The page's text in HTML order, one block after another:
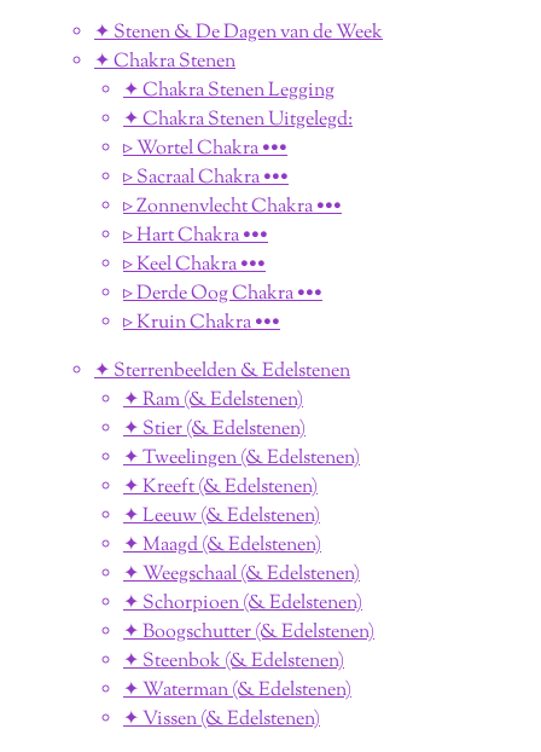
✦ Stenen & De Dagen van de Week
✦ Chakra Stenen
✦ Chakra Stenen Legging
✦ Chakra Stenen Uitgelegd:
▹ Wortel Chakra •••
▹ Sacraal Chakra •••
▹ Zonnenvlecht Chakra •••
▹ Hart Chakra •••
▹ Keel Chakra •••
▹ Derde Oog Chakra •••
▹ Kruin Chakra •••
✦ Sterrenbeelden & Edelstenen
✦ Ram (& Edelstenen)
✦ Stier (& Edelstenen)
✦ Tweelingen (& Edelstenen)
✦ Kreeft (& Edelstenen)
✦ Leeuw (& Edelstenen)
✦ Maagd (& Edelstenen)
✦ Weegschaal (& Edelstenen)
✦ Schorpioen (& Edelstenen)
✦ Boogschutter (& Edelstenen)
✦ Steenbok (& Edelstenen)
✦ Waterman (& Edelstenen)
✦ Vissen (& Edelstenen)